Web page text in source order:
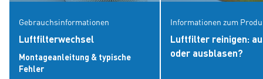
Gebrauchsinformationen
Luftfilterwechsel
Montageanleitung & typische
Fehler
Informationen zum
Luftfilter reinigen:
oder ausblasen?